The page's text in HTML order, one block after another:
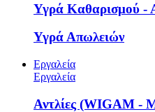
Υγρά Καθαρισμού -
Υγρά Απωλειών
Εργαλεία
Εργαλεία
Αντλίες (WIGAM -